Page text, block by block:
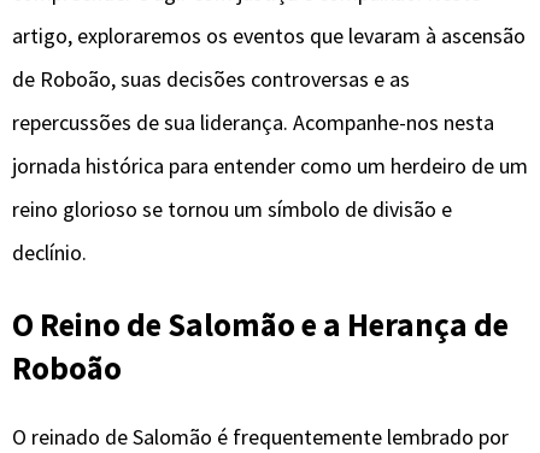
artigo, exploraremos os eventos que levaram à ascensão
de Roboão, suas decisões controversas e as
repercussões de sua liderança. Acompanhe-nos nesta
jornada histórica para entender como um herdeiro de um
reino glorioso se tornou um símbolo de divisão e
declínio.
O Reino de Salomão e a Herança de
Roboão
O reinado de Salomão é frequentemente lembrado por